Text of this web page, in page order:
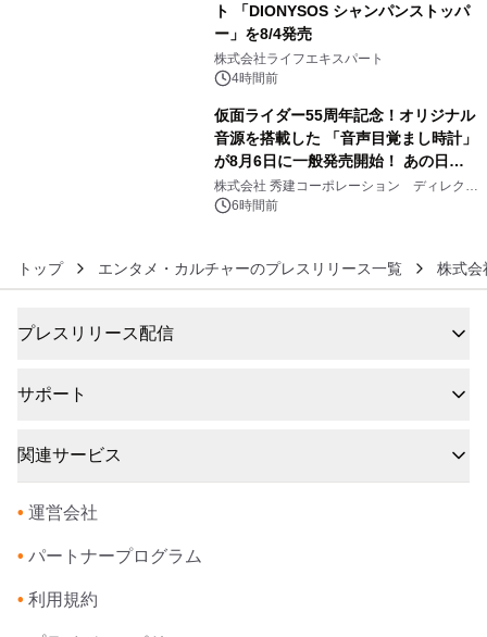
ト 「DIONYSOS シャンパンストッパ
ー」を8/4発売
株式会社ライフエキスパート
4時間前
仮面ライダー55周年記念！オリジナル
音源を搭載した 「音声目覚まし時計」
が8月6日に一般発売開始！ あの日の
大興奮が今甦る
株式会社 秀建コーポレーション ディレクト
アートギャラリー
6時間前
トップ エンタメ・カルチャーのプレスリリース一覧 株式会
プレスリリース配信
サポート
関連サービス
• 運営会社
• パートナープログラム
• 利用規約